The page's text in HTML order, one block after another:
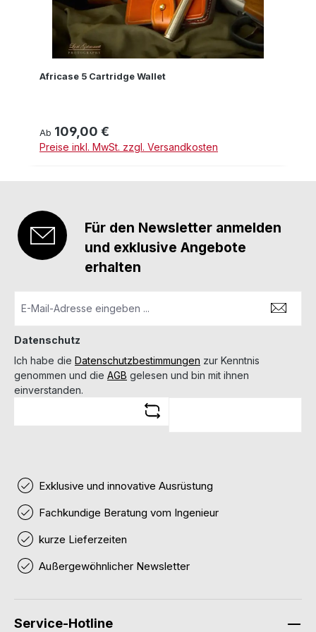
Africase 5 Cartridge Wallet
Regulärer Preis:
Ab 109,00 €
Preise inkl. MwSt. zzgl. Versandkosten
Für den Newsletter anmelden
und exklusive Angebote
erhalten
Datenschutz
Ich habe die Datenschutzbestimmungen zur Kenntnis
genommen und die AGB gelesen und bin mit ihnen
einverstanden.
Exklusive und innovative Ausrüstung
Fachkundige Beratung vom Ingenieur
kurze Lieferzeiten
Außergewöhnlicher Newsletter
Service-Hotline